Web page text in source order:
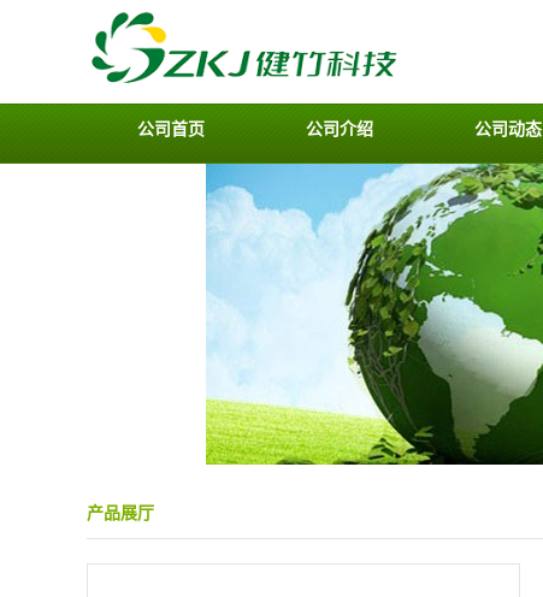
公司首页 公司介绍 公司动态
产品展厅